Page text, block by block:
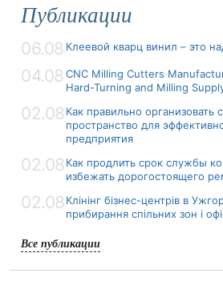
Публикации
06.08 Клеевой кварц винил – это
04.08 CNC Milling Cutters
Hard-Turning and Milling
02.08 Как правильно организовать
пространство для
предприятия
02.08 Как продлить срок службы
избежать дорогостоящего
02.08 Клінінг бізнес-центрів в
прибирання спільних зон і
Все публикации